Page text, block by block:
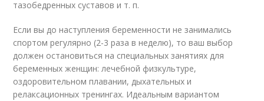
тазобедренных суставов и т. п.
Если вы до наступления беременности не занимались
спортом регулярно (2-3 раза в неделю), то ваш выбор
должен остановиться на специальных занятиях для
беременных женщин: лечебной физкультуре,
оздоровительном плавании, дыхательных и
релаксационных тренингах. Идеальным вариантом